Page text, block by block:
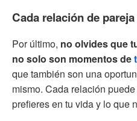
Cada relación de
Por último, no olvides que
no solo son momentos de
que también son una
mismo. Cada relación
prefieres en tu vida y lo que